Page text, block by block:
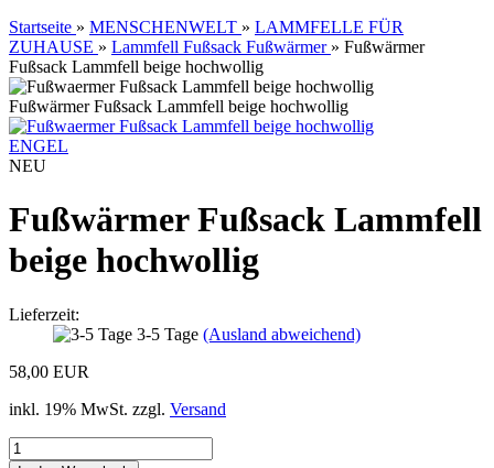
Startseite » MENSCHENWELT » LAMMFELLE FÜR
ZUHAUSE » Lammfell Fußsack Fußwärmer » Fußwärmer
Fußsack Lammfell beige hochwollig
Fußwärmer Fußsack Lammfell beige hochwollig
ENGEL
NEU
Fußwärmer Fußsack Lammfell
beige hochwollig
Lieferzeit:
3-5 Tage (Ausland abweichend)
58,00 EUR
inkl. 19% MwSt. zzgl. Versand